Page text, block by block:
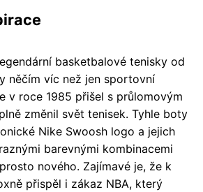
basketbalové tenisky od
něčím víc než jen sportovní
v roce 1985 přišel s průlomovým
změnil svět tenisek. Tyhle boty
Nike Swoosh logo a jejich
barevnými kombinacemi
nového. Zajímavé je, že k
přispěl i zákaz NBA, který